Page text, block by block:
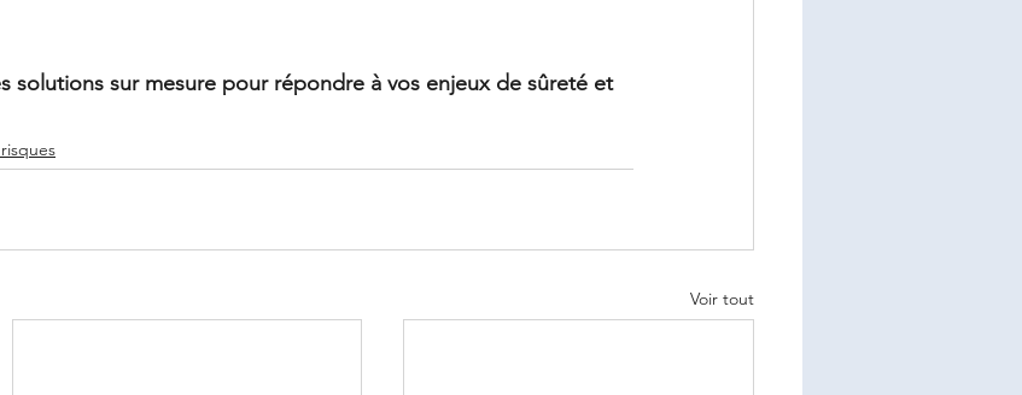
solutions sur mesure pour répondre à vos enjeux de sûreté et
Voir tout